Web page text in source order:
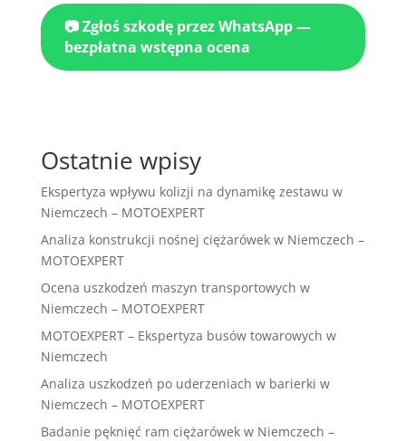
📷 Zgłoś szkodę przez WhatsApp —
bezpłatna wstępna ocena
Ostatnie wpisy
Ekspertyza wpływu kolizji na dynamikę zestawu w
Niemczech – MOTOEXPERT
Analiza konstrukcji nośnej ciężarówek w Niemczech –
MOTOEXPERT
Ocena uszkodzeń maszyn transportowych w
Niemczech – MOTOEXPERT
MOTOEXPERT – Ekspertyza busów towarowych w
Niemczech
Analiza uszkodzeń po uderzeniach w barierki w
Niemczech – MOTOEXPERT
Badanie pęknięć ram ciężarówek w Niemczech –